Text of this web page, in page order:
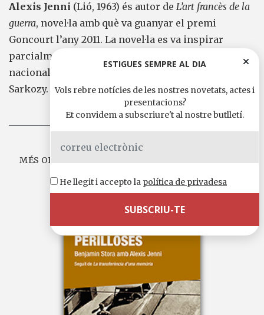
Alexis Jenni (Lió, 1963) és autor de L’art francès de la
guerra, novel·la amb què va guanyar el premi
Goncourt l’any 2011. La novel·la es va inspirar
parcialment en el debat sobre la «identitat
nacional» que va promoure el president Nicolas
Sarkozy.
MÉS OBRES DE ALEXIS BENJAMIN I JENNIS STORA A
ESTIGUES SEMPRE AL DIA
Vols rebre notícies de les nostres novetats, actes i
presentacions?
Et convidem a subscriure't al nostre butlletí.
He llegit i accepto la política de privadesa